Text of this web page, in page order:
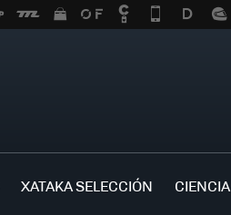
XATAKA SELECCIÓN CIENCIA